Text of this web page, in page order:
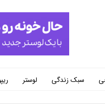
سبک زندگی لوستر